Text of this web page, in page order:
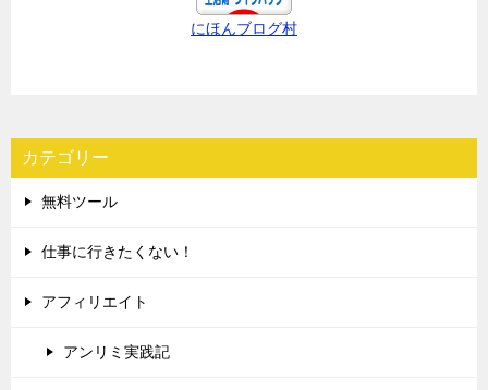
にほんブログ村
カテゴリー
無料ツール
仕事に行きたくない！
アフィリエイト
アンリミ実践記